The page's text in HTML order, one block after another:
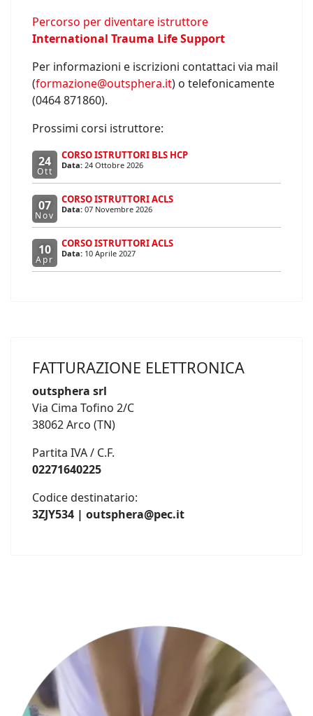
Percorso per diventare istruttore
International Trauma Life Support
Per informazioni e iscrizioni contattaci via mail
(formazione@outsphera.it) o telefonicamente
(0464 871860).
Prossimi corsi istruttore:
24
Ott
CORSO ISTRUTTORI BLS HCP
Data: 24 Ottobre 2026
07
Nov
CORSO ISTRUTTORI ACLS
Data: 07 Novembre 2026
10
Apr
CORSO ISTRUTTORI ACLS
Data: 10 Aprile 2027
FATTURAZIONE ELETTRONICA
outsphera srl
Via Cima Tofino 2/C
38062 Arco (TN)
Partita IVA / C.F.
02271640225
Codice destinatario:
3ZJY534 | outsphera@pec.it